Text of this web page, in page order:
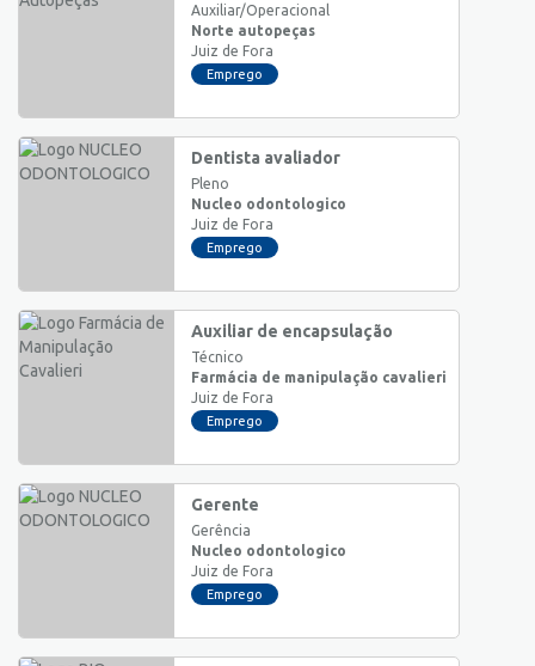
Auxiliar/Operacional
Norte autopeças
Juiz de Fora
Emprego
Dentista avaliador
Pleno
Nucleo odontologico
Juiz de Fora
Emprego
Auxiliar de encapsulação
Técnico
Farmácia de manipulação cavalieri
Juiz de Fora
Emprego
Gerente
Gerência
Nucleo odontologico
Juiz de Fora
Emprego